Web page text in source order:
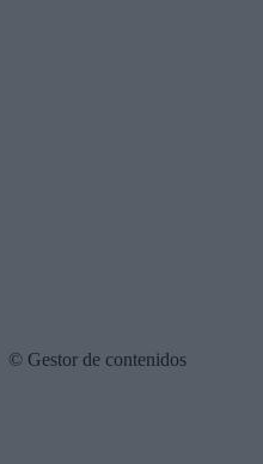
© Gestor de contenidos